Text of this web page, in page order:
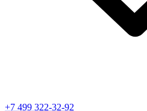
+7 499 322-32-92